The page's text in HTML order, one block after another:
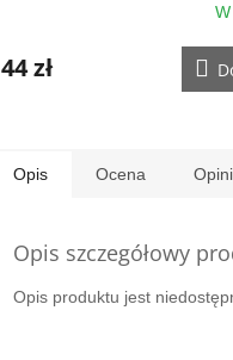
44 zł
Opis Ocena
Opis szczegółowy
Opis produktu jest